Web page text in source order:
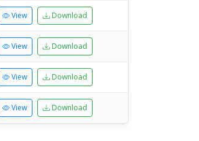
View Download
View Download
View Download
View Download